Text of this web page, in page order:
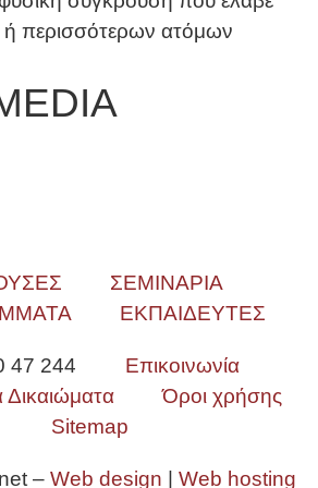
περισσότερων ατόμων
ΣΕΜΙΝΑΡΙΑ
ΕΚΠΑΙΔΕΥΤΕΣ
47 244
Επικοινωνία
Δικαιώματα
Όροι χρήσης
Sitemap
– Web design Web hosting